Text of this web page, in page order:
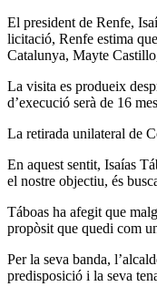
El president de Renfe,
licitació, Renfe estima
Catalunya, Mayte
La visita es produeix
d’execució serà de 16
La retirada unilateral de
En aquest sentit, Isaías
el nostre objectiu, és
Táboas ha afegit que
propòsit que quedi com
Per la seva banda,
predisposició i la seva